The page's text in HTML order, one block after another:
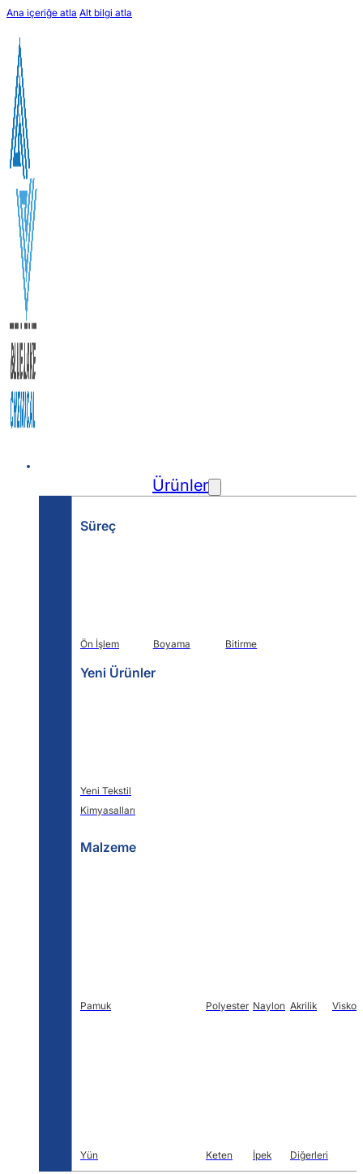
Ana içeriğe atla Alt bilgi atla
Ürünler
Süreç
Ön İşlem Boyama Bitirme
Yeni Ürünler
Yeni Tekstil
Kimyasalları
Malzeme
Pamuk Polyester Naylon Akrilik Viskon
Yün Keten İpek Diğerleri